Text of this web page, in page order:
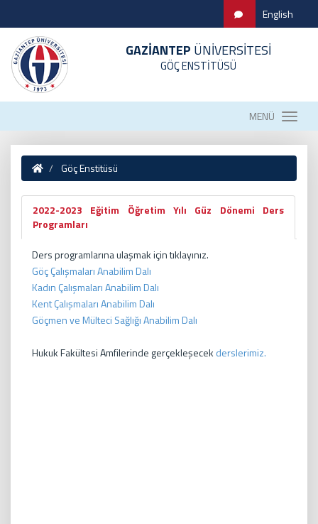
English
GAZİANTEP ÜNİVERSİTESİ
GÖÇ ENSTİTÜSÜ
MENÜ
Göç Enstitüsü
2022-2023 Eğitim Öğretim Yılı Güz Dönemi Ders
Programları
Ders programlarına ulaşmak için tıklayınız.
Göç Çalışmaları Anabilim Dalı
Kadın Çalışmaları Anabilim Dalı
Kent Çalışmaları Anabilim Dalı
Göçmen ve Mülteci Sağlığı Anabilim Dalı
Hukuk Fakültesi Amfilerinde gerçekleşecek derslerimiz.